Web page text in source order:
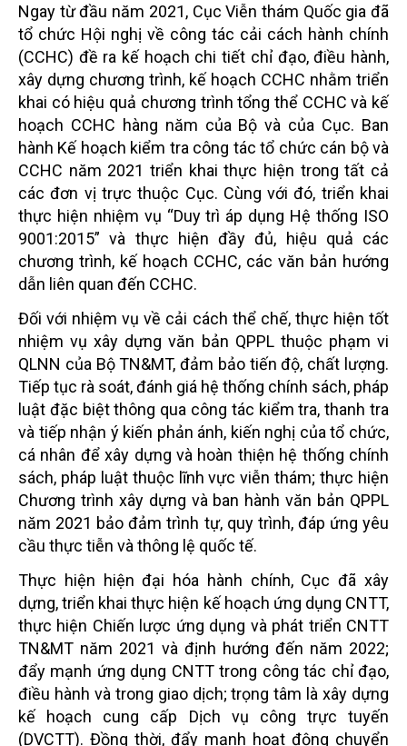
Ngay từ đầu năm 2021, Cục Viễn thám Quốc gia đã
tổ chức Hội nghị về công tác cải cách hành chính
(CCHC) đề ra kế hoạch chi tiết chỉ đạo, điều hành,
xây dựng chương trình, kế hoạch CCHC nhằm triển
khai có hiệu quả chương trình tổng thể CCHC và kế
hoạch CCHC hàng năm của Bộ và của Cục. Ban
hành Kế hoạch kiểm tra công tác tổ chức cán bộ và
CCHC năm 2021 triển khai thực hiện trong tất cả
các đơn vị trực thuộc Cục. Cùng với đó, triển khai
thực hiện nhiệm vụ “Duy trì áp dụng Hệ thống ISO
9001:2015” và thực hiện đầy đủ, hiệu quả các
chương trình, kế hoạch CCHC, các văn bản hướng
dẫn liên quan đến CCHC.
Đối với nhiệm vụ về cải cách thể chế, thực hiện tốt
nhiệm vụ xây dựng văn bản QPPL thuộc phạm vi
QLNN của Bộ TN&MT, đảm bảo tiến độ, chất lượng.
Tiếp tục rà soát, đánh giá hệ thống chính sách, pháp
luật đặc biệt thông qua công tác kiểm tra, thanh tra
và tiếp nhận ý kiến phản ánh, kiến nghị của tổ chức,
cá nhân để xây dựng và hoàn thiện hệ thống chính
sách, pháp luật thuộc lĩnh vực viễn thám; thực hiện
Chương trình xây dựng và ban hành văn bản QPPL
năm 2021 bảo đảm trình tự, quy trình, đáp ứng yêu
cầu thực tiễn và thông lệ quốc tế.
Thực hiện hiện đại hóa hành chính, Cục đã xây
dựng, triển khai thực hiện kế hoạch ứng dụng CNTT,
thực hiện Chiến lược ứng dụng và phát triển CNTT
TN&MT năm 2021 và định hướng đến năm 2022;
đẩy mạnh ứng dụng CNTT trong công tác chỉ đạo,
điều hành và trong giao dịch; trọng tâm là xây dựng
kế hoạch cung cấp Dịch vụ công trực tuyến
(DVCTT). Đồng thời, đẩy mạnh hoạt động chuyển